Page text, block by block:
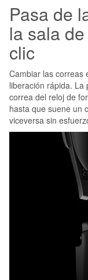
Pasa de
la sala
clic
Cambiar las correas
liberación rápida. La
correa del reloj de
hasta que suene un
viceversa sin